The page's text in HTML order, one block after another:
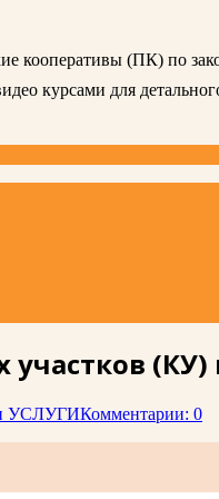
кооперативы (ПК) по
курсами для
УСЛУГИКомментарии: 0